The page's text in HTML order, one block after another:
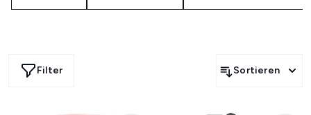
Filter Sortieren